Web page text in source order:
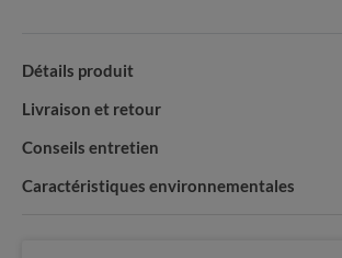
Détails produit
Livraison et retour
Conseils entretien
Caractéristiques environnementales